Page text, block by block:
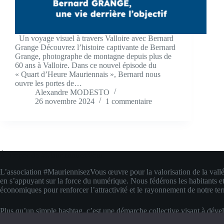
Un voyage visuel à travers Valloire avec Bernard
Grange Découvrez l’histoire captivante de Bernard
Grange, photographe de montagne depuis plus de
60 ans à Valloire. Dans ce nouvel épisode du
« Quart d’Heure Mauriennais », Bernard nous
ouvre les portes de…
Alexandre MODESTO
26 novembre 2024
1 commentaire
L’association #MauriennisezVous œuvre pour la valorisation de la
en s’appuyant sur la force du numérique. Nous fédérons les habitants
économiques pour renforcer l’attractivité et le rayonnement de notre
Plus qu’un simple hashtag, c’est une démarche collective visant à